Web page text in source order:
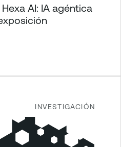
AI: IA agéntica
INVESTIGACIÓN